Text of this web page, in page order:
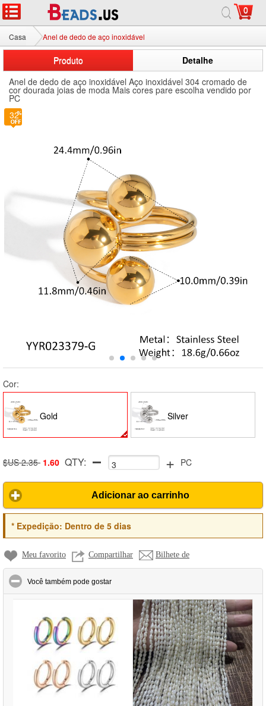
0
Casa Anel de dedo de aço inoxidável
Produto
Detalhe
Anel de dedo de aço inoxidável Aço inoxidável 304 cromado de
cor dourada joias de moda Mais cores pare escolha vendido por
PC
Cor:
Gold Silver
$US 2.35 1.60 QTY: + PC
Adicionar ao carrinho
*Expedição: Dentro de 5 dias
Meu favorito Compartilhar Bilhete de
Você também pode gostar